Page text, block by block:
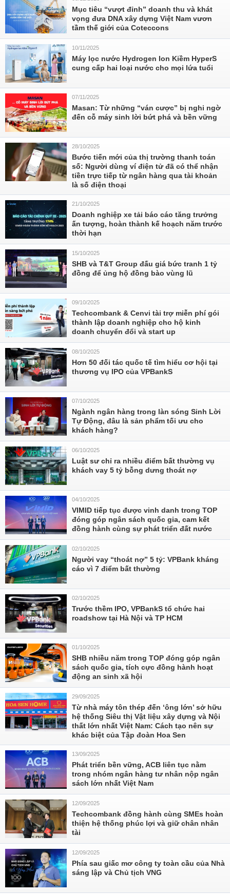
Mục tiêu “vượt đỉnh” doanh thu và khát
vọng đưa DNA xây dựng Việt Nam vươn
tầm thế giới của Coteccons
10/11/2025
Máy lọc nước Hydrogen Ion Kiềm HyperS
cung cấp hai loại nước cho mọi lứa tuổi
07/11/2025
Masan: Từ những “ván cược” bị nghi ngờ
đến cỗ máy sinh lời bứt phá và bền vững
28/10/2025
Bước tiến mới của thị trường thanh toán
số: Người dùng ví điện tử đã có thể nhận
tiền trực tiếp từ ngân hàng qua tài khoản
là số điện thoại
21/10/2025
Doanh nghiệp xe tải báo cáo tăng trưởng
ấn tượng, hoàn thành kế hoạch năm trước
thời hạn
15/10/2025
SHB và T&T Group đấu giá bức tranh 1 tỷ
đồng để ủng hộ đồng bào vùng lũ
09/10/2025
Techcombank & Cenvi tài trợ miễn phí gói
thành lập doanh nghiệp cho hộ kinh
doanh chuyển đổi và start up
08/10/2025
Hơn 50 đối tác quốc tế tìm hiểu cơ hội tại
thương vụ IPO của VPBankS
07/10/2025
Ngành ngân hàng trong làn sóng Sinh Lời
Tự Động, đâu là sản phẩm tối ưu cho
khách hàng?
06/10/2025
Luật sư chỉ ra nhiều điểm bất thường vụ
khách vay 5 tỷ bỗng dưng thoát nợ
04/10/2025
VIMID tiếp tục được vinh danh trong TOP
đóng góp ngân sách quốc gia, cam kết
đồng hành cùng sự phát triển đất nước
02/10/2025
Người vay “thoát nợ” 5 tỷ: VPBank kháng
cáo vì 7 điểm bất thường
02/10/2025
Trước thềm IPO, VPBankS tổ chức hai
roadshow tại Hà Nội và TP HCM
01/10/2025
SHB nhiều năm trong TOP đóng góp ngân
sách quốc gia, tích cực đồng hành hoạt
động an sinh xã hội
29/09/2025
Từ nhà máy tôn thép đến ‘ông lớn’ sở hữu
hệ thống Siêu thị Vật liệu xây dựng và Nội
thất lớn nhất Việt Nam: Cách tạo nên sự
khác biệt của Tập đoàn Hoa Sen
13/09/2025
Phát triển bền vững, ACB liên tục nằm
trong nhóm ngân hàng tư nhân nộp ngân
sách lớn nhất Việt Nam
12/09/2025
Techcombank đồng hành cùng SMEs hoàn
thiện hệ thống phúc lợi và giữ chân nhân
tài
12/09/2025
Phía sau giấc mơ công ty toàn cầu của Nhà
sáng lập và Chủ tịch VNG